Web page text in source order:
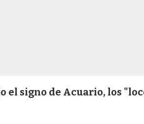
el signo de Acuario, los